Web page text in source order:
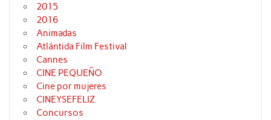
2015
2016
Animadas
Atlántida Film Festival
Cannes
CINE PEQUEÑO
Cine por mujeres
CINEYSEFELIZ
Concursos